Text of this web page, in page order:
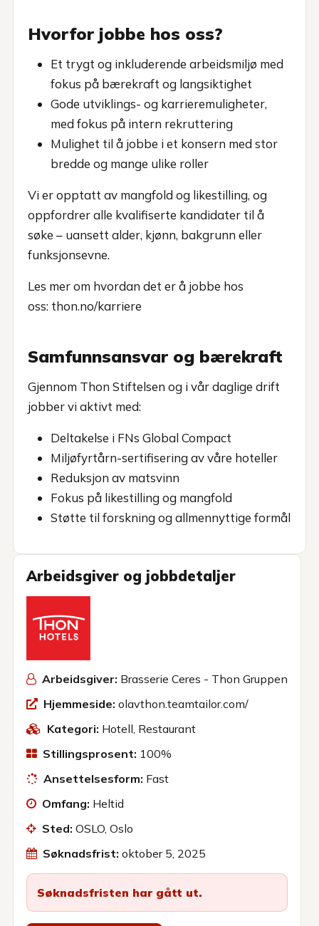
Hvorfor jobbe hos oss?
Et trygt og inkluderende arbeidsmiljø med
fokus på bærekraft og langsiktighet
Gode utviklings- og karrieremuligheter,
med fokus på intern rekruttering
Mulighet til å jobbe i et konsern med stor
bredde og mange ulike roller
Vi er opptatt av mangfold og likestilling, og
oppfordrer alle kvalifiserte kandidater til å
søke – uansett alder, kjønn, bakgrunn eller
funksjonsevne.
Les mer om hvordan det er å jobbe hos
oss: thon.no/karriere
Samfunnsansvar og bærekraft
Gjennom Thon Stiftelsen og i vår daglige drift
jobber vi aktivt med:
Deltakelse i FNs Global Compact
Miljøfyrtårn-sertifisering av våre hoteller
Reduksjon av matsvinn
Fokus på likestilling og mangfold
Støtte til forskning og allmennyttige formål
Arbeidsgiver og jobbdetaljer
Arbeidsgiver: Brasserie Ceres - Thon Gruppen
Hjemmeside: olavthon.teamtailor.com/
Kategori: Hotell, Restaurant
Stillingsprosent: 100%
Ansettelsesform: Fast
Omfang: Heltid
Sted: OSLO, Oslo
Søknadsfrist: oktober 5, 2025
Søknadsfristen har gått ut.